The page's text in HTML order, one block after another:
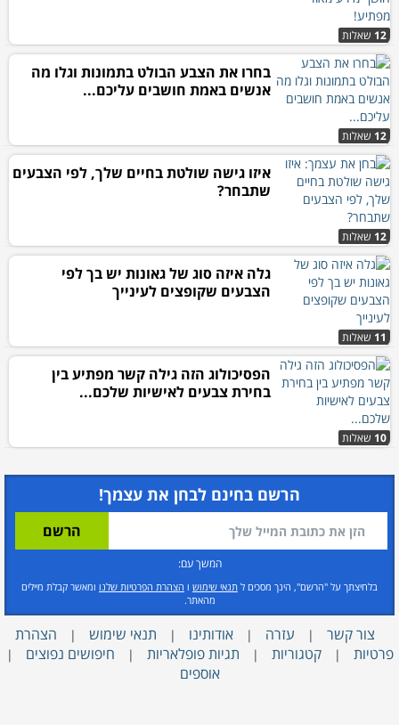
12 שאלות
12 שאלות
בחרו את הצבע הבולט בתמונות וגלו מה
אנשים באמת חושבים עליכם...
12 שאלות
איזו גישה שולטת בחיים שלך, לפי הצבעים
שתבחר?
11 שאלות
גלה איזה סוג של גאונות יש בך לפי
הצבעים שקופצים לעינייך
10 שאלות
הפסיכולוג הזה גילה קשר מפתיע בין
בחירת צבעים לאישיות שלכם...
הרשם בחינם לבחן את עצמך!
המשך עם:
בלחיצתך על "הרשם", הינך מסכים ל תנאי שימוש ו הצהרת הפרטיות שלנו ומאשר קבלת מיילים
מהאתר.
צור קשר | עזרה | אודותינו | תנאי שימוש |
הצהרת
פרטיות
| קטגוריות | תגיות פופלאריות | חיפושים נפוצים |
אוספים